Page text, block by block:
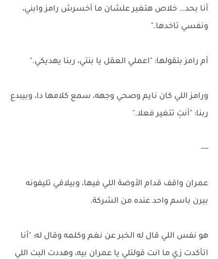
أنا بحد… خلاص هتغير علشان ما أخسرش رامز وابني،
ونفسي تاخدها."
أم رامز بتقولها: "اعملي العقل يا بنتي، ربنا يهديكي."
ورامز اللي كان نايم وصحي وجهه، سمع كلامها دا، وبيبدع
ربنا: "أنتِ تتغير فعلا."
---
عمران واقف قدام الأوضة اللي فيها، وبيلاقي تليفونه
بيرن باسم واحد عنده من الشركة.
هو نفس اللي قال له الخبر عن نغم وكلمه وقال له: "أنا
اتأكدت زي ما انت قولتلي يا عمران بيه، وهددت البت اللي